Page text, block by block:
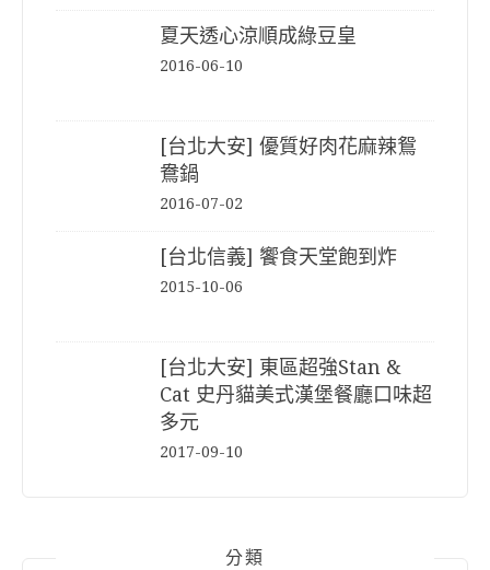
夏天透心涼順成綠豆皇
2016-06-10
[台北大安] 優質好肉花麻辣鴛
鴦鍋
2016-07-02
[台北信義] 饗食天堂飽到炸
2015-10-06
[台北大安] 東區超強Stan &
Cat 史丹貓美式漢堡餐廳口味超
多元
2017-09-10
分類